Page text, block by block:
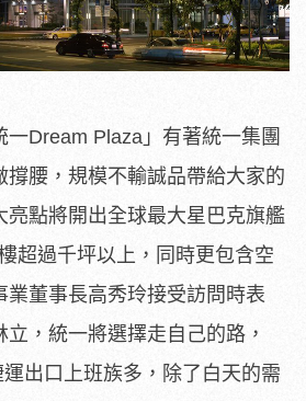
Dream Plaza」有著統一集團
撐腰，規模不輸誠品帶給大家的
亮點將開出全球最大星巴克旗艦
超過千坪以上，同時更包含空
業董事長高秀玲接受訪問時表
，統一將選擇走自己的路，
出口上班族多，除了白天的需